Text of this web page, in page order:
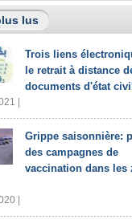
lus
Trois liens
le retrait à distance
documents d'état civil
|
Grippe saisonnière:
des campagnes de
vaccination dans les
|